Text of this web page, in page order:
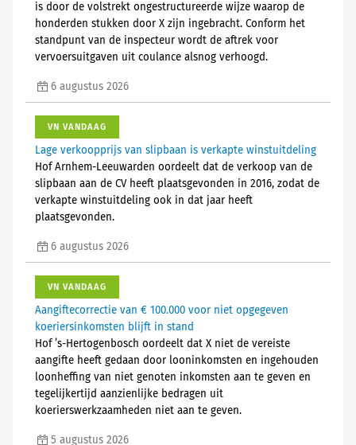
is door de volstrekt ongestructureerde wijze waarop de
honderden stukken door X zijn ingebracht. Conform het
standpunt van de inspecteur wordt de aftrek voor
vervoersuitgaven uit coulance alsnog verhoogd.
6 augustus 2026
VN VANDAAG
Lage verkoopprijs van slipbaan is verkapte winstuitdeling
Hof Arnhem-Leeuwarden oordeelt dat de verkoop van de
slipbaan aan de CV heeft plaatsgevonden in 2016, zodat de
verkapte winstuitdeling ook in dat jaar heeft
plaatsgevonden.
6 augustus 2026
VN VANDAAG
Aangiftecorrectie van € 100.000 voor niet opgegeven
koeriersinkomsten blijft in stand
Hof ’s-Hertogenbosch oordeelt dat X niet de vereiste
aangifte heeft gedaan door looninkomsten en ingehouden
loonheffing van niet genoten inkomsten aan te geven en
tegelijkertijd aanzienlijke bedragen uit
koerierswerkzaamheden niet aan te geven.
5 augustus 2026